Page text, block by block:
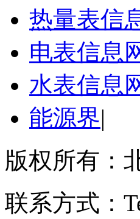
热量表信
电表信息
水表信息
能源界|
版权所有：
联系方式：